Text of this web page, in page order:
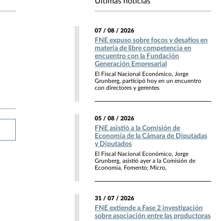
07 / 08 / 2026
FNE expuso sobre focos y desafíos en
materia de libre competencia en
encuentro con la Fundación
Generación Empresarial
El Fiscal Nacional Económico, Jorge
Grunberg, participó hoy en un encuentro
con directores y gerentes
05 / 08 / 2026
FNE asistió a la Comisión de
Economía de la Cámara de Diputadas
y Diputados
El Fiscal Nacional Económico, Jorge
Grunberg, asistió ayer a la Comisión de
Economía, Fomento; Micro,
31 / 07 / 2026
FNE extiende a Fase 2 investigación
sobre asociación entre las productoras